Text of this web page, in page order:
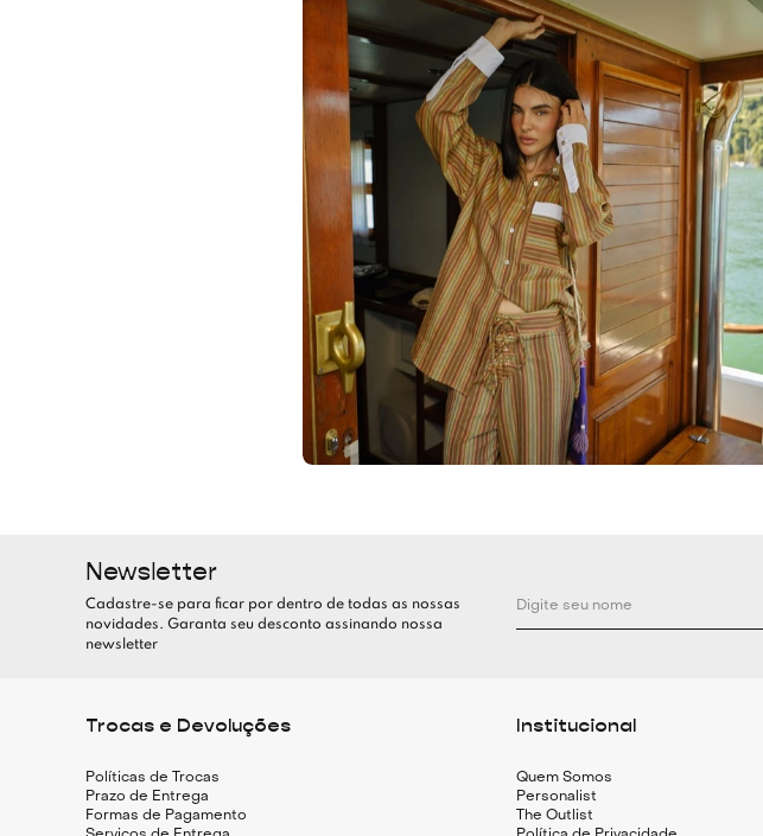
Newsletter
Cadastre-se para ficar por dentro de todas as nossas
novidades. Garanta seu desconto assinando nossa
newsletter
Trocas e Devoluções
Políticas de Trocas
Prazo de Entrega
Formas de Pagamento
Institucional
Quem Somos
Personalist
The Outlist